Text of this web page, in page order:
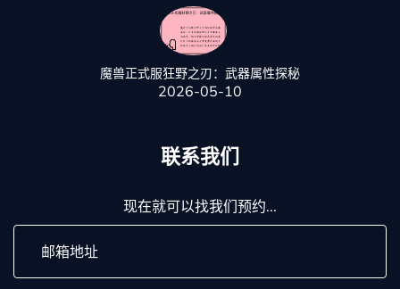
魔兽正式服狂野之刃：武器属性探秘
2026-05-10
联系我们
现在就可以找我们预约...